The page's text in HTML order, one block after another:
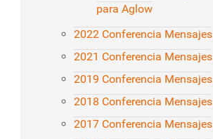
para Aglow
2022 Conferencia Mensajes
2021 Conferencia Mensajes
2019 Conferencia Mensajes
2018 Conferencia Mensajes
2017 Conferencia Mensajes